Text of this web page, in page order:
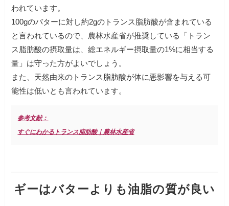
われています。
100gのバターに対し約2gのトランス脂肪酸が含まれている
と言われているので、農林水産省が推奨している「トラン
ス脂肪酸の摂取量は、総エネルギー摂取量の1%に相当する
量」は守った方がよいでしょう。
また、天然由来のトランス脂肪酸が体に悪影響を与える可
能性は低いとも言われています。
参考文献：
すぐにわかるトランス脂肪酸｜農林水産省
ギーはバターよりも油脂の質が良い